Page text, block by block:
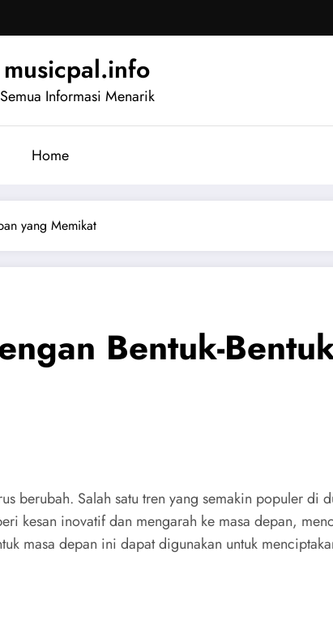
musicpal.info
Semua Informasi Menarik
Home
yang Memikat
Bentuk-
berubah. Salah satu tren yang semakin populer di
kesan inovatif dan mengarah ke masa depan,
masa depan ini dapat digunakan untuk